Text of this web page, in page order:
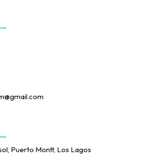
Puerto Montt, Los Lagos